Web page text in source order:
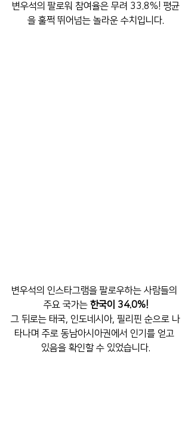
변우석의 팔로워 참여율은 무려 33.8%! 평균
을 훌쩍 뛰어넘는 놀라운 수치입니다.
변우석의 인스타그램을 팔로우하는 사람들의
주요 국가는 한국이 34.0%!
그 뒤로는 태국, 인도네시아, 필리핀 순으로 나
타나며 주로 동남아시아권에서 인기를 얻고
있음을 확인할 수 있었습니다.